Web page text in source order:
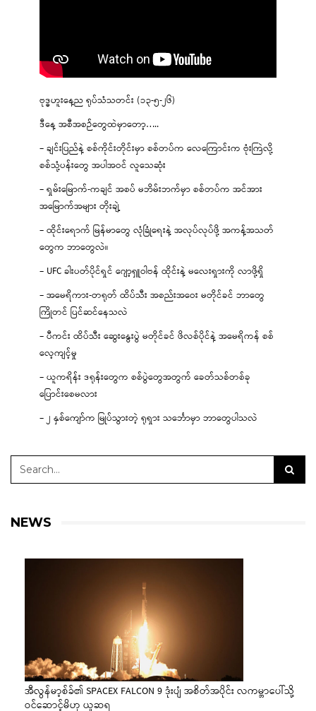
ဗုဒ္ဓဟူးနေ့ည ရုပ်သံသတင်း (၁၃-၅-၂၆)
ဒီနေ့ အစီအစဉ်တွေထဲမှာတော့…..
– ချင်းပြည်နဲ့ စစ်ကိုင်းတိုင်းမှာ စစ်တပ်က လေကြောင်းက ဗုံးကြဲလို့
စစ်သုံ့ပန်းတွေ အပါအဝင် လူသေဆုံး
– ရှမ်းမြောက်-ကချင် အစပ် မဘိမ်းဘက်မှာ စစ်တပ်က အင်အား
အမြောက်အများ တိုးချဲ့
– ထိုင်းရောက် မြန်မာတွေ လုံခြုံရေးနဲ့ အလုပ်လုပ်ဖို့ အကန့်အသတ်
တွေက ဘာတွေလဲ။
– UFC ခါးပတ်ပိုင်ရှင် ဂျော့ရှူဝါဗန် ထိုင်းနဲ့ မလေးရှားကို လာဖို့ရှိ
– အမေရိကား-တရုတ် ထိပ်သီး အစည်းအဝေး မတိုင်ခင် ဘာတွေ
ကြိုတင် ပြင်ဆင်နေသလဲ
– ပီကင်း ထိပ်သီး ဆွေးနွေးပွဲ မတိုင်ခင် ဖိလစ်ပိုင်နဲ့ အမေရိကန် စစ်
လေ့ကျင့်မှု
– ယူကရိန်း ဒရုန်းတွေက စစ်ပွဲတွေအတွက် ခေတ်သစ်တစ်ခု
ပြောင်းစေမလား
– ၂ နှစ်ကျော်က မြုပ်သွားတဲ့ ရုရှား သင်္ဘောမှာ ဘာတွေပါသလဲ
NEWS
အီလွန်မာ့စ်ခ်၏ SPACEX FALCON 9 ဒုံးပျံ အစိတ်အပိုင်း လကမ္ဘာပေါ်သို့
ဝင်ဆောင့်မိဟု ယူဆရ